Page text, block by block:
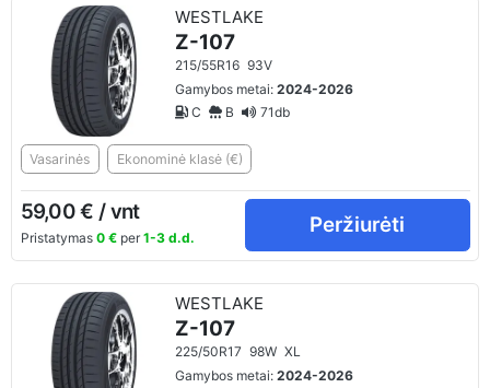
WESTLAKE
Z-107
215/55R16 93V
Gamybos metai:2024-2026
C
B 71db
Vasarinės Ekonominė klasė (€)
59,00 € / vnt
Pristatymas 0 €per 1-3 d.d.
Peržiurėti
WESTLAKE
Z-107
225/50R17 98W XL
Gamybos metai:2024-2026